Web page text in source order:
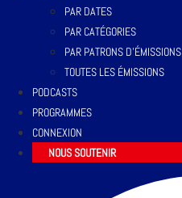
PAR DATES
PAR CATÉGORIES
PAR PATRONS D’ÉMISSIONS
TOUTES LES ÉMISSIONS
PODCASTS
PROGRAMMES
CONNEXION
NOUS SOUTENIR